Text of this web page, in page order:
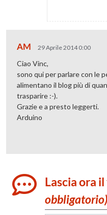
AM 29 Aprile 2014 0:00
Ciao Vinc,
sono qui per parlare con le
alimentano il blog più di
trasparire :-).
Grazie e a presto leggerti.
Arduino
Lascia ora
obbligatorio)